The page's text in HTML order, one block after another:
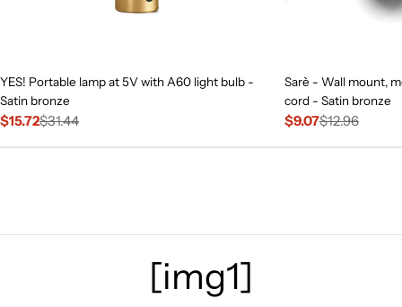
YES! Portable lamp at 5V with A60 light bulb -
Satin bronze
Sale
price
$15.72
Regular
price
$31.44
Sarè - Wall mount,
cord - Satin bronze
Sale
price
$9.07
Regular
price
$12.96
[img1]